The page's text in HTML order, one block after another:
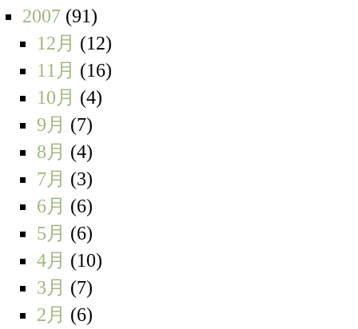
2007 (91)
12月 (12)
11月 (16)
10月 (4)
9月 (7)
8月 (4)
7月 (3)
6月 (6)
5月 (6)
4月 (10)
3月 (7)
2月 (6)